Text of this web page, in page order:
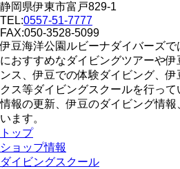
静岡県伊東市富戸829-1
TEL:0557-51-7777
FAX:050-3528-5099
伊豆海洋公園ルビーナダイバーズ
におすすめなダイビングツアーや
ンス、伊豆での体験ダイビング、
クス等ダイビングスクールを行っ
情報の更新、伊豆のダイビング情
います。
トップ
ショップ情報
ダイビングスクール